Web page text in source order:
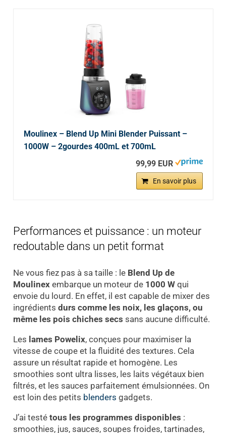
Moulinex – Blend Up Mini Blender Puissant –
1000W – 2gourdes 400mL et 700mL
99,99 EUR
En savoir plus
Performances et puissance : un moteur
redoutable dans un petit format
Ne vous fiez pas à sa taille : le Blend Up de
Moulinexembarque un moteur de 1000 Wqui
envoie du lourd. En effet, il est capable de mixer des
ingrédients durs comme les noix, les glaçons, ou
même les pois chiches secs sans aucune difficulté.
Les lames Powelix, conçues pour maximiser la
vitesse de coupe et la fluidité des textures. Cela
assure un résultat rapide et homogène. Les
smoothies sont ultra lisses, les laits végétaux bien
filtrés, et les sauces parfaitement émulsionnées. On
est loin des petits blenders gadgets.
J’ai testé tous les programmes disponibles :
smoothies, jus, sauces, soupes froides, tartinades,